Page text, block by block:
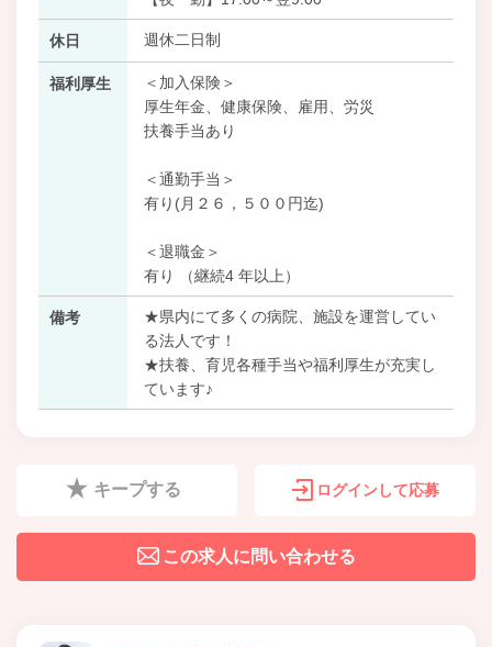
休日 週休二日制
福利厚生
＜加入保険＞
厚生年金、健康保険、雇用、労災
扶養手当あり
＜通勤手当＞
有り(月２６，５００円迄)
＜退職金＞
有り （継続4 年以上）
備考
★県内にて多くの病院、施設を運営してい
る法人です！
★扶養、育児各種手当や福利厚生が充実し
ています♪
キープする ログインして応募
この求人に問い合わせる